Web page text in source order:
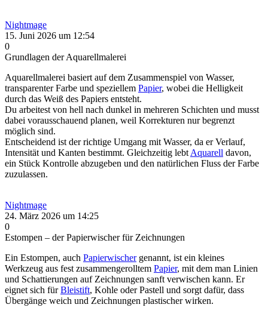
Nightmage
15. Juni 2026 um 12:54
0
Grundlagen der Aquarellmalerei
Aquarellmalerei basiert auf dem Zusammenspiel von Wasser,
transparenter Farbe und speziellem Papier, wobei die Helligkeit
durch das Weiß des Papiers entsteht.
Du arbeitest von hell nach dunkel in mehreren Schichten und musst
dabei vorausschauend planen, weil Korrekturen nur begrenzt
möglich sind.
Entscheidend ist der richtige Umgang mit Wasser, da er Verlauf,
Intensität und Kanten bestimmt. Gleichzeitig lebtAquarell davon,
ein Stück Kontrolle abzugeben und den natürlichen Fluss der Farbe
zuzulassen.
Nightmage
24. März 2026 um 14:25
0
Estompen – der Papierwischer für Zeichnungen
Ein Estompen, auch Papierwischergenannt, ist ein kleines
Werkzeug aus fest zusammengerolltem Papier, mit dem man Linien
und Schattierungen auf Zeichnungen sanft verwischen kann. Er
eignet sich fürBleistift, Kohle oder Pastell und sorgt dafür, dass
Übergänge weich und Zeichnungen plastischer wirken.